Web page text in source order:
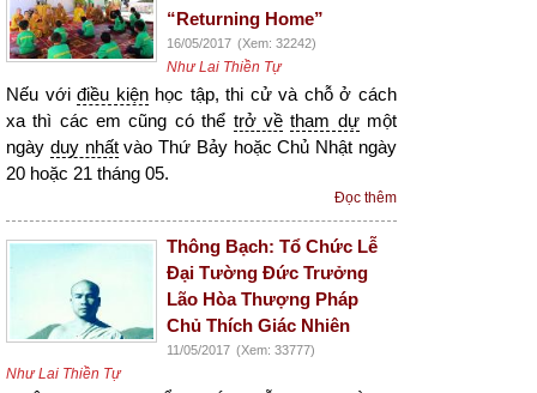
“Returning Home”
16/05/2017 (Xem: 32242)
Như Lai Thiền Tự
Nếu vớiđiều kiệnhọc tập, thi cử và chỗ ở cách
xa thì các em cũng có thể trở về tham dựmột
ngày duy nhấtvào Thứ Bảy hoặc Chủ Nhật ngày
20 hoặc 21 tháng 05.
Đọc thêm
Thông Bạch: Tổ Chức Lễ
Đại Tường Đức Trưởng
Lão Hòa Thượng Pháp
Chủ Thích Giác Nhiên
11/05/2017 (Xem: 33777)
Như Lai Thiền Tự